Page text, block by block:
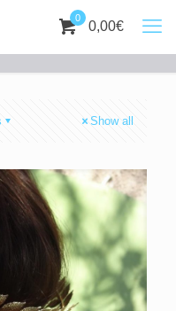
0
0,00€
Show all